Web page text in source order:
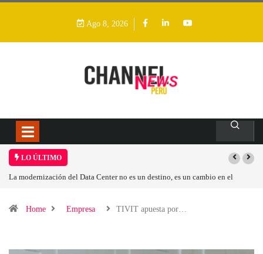
Ago 8, 2026
LO ÚLTIMO
del Data Center no es un destino, es un cambio en el
Los
Home Empresa TIVIT apuesta por…